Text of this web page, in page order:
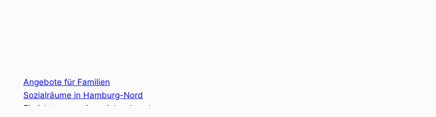
Angebote für Familien
Sozialräume in Hamburg-Nord
Einrichtungen mit sozialen Angeboten